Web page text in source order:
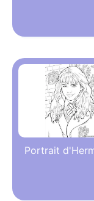
Portrait